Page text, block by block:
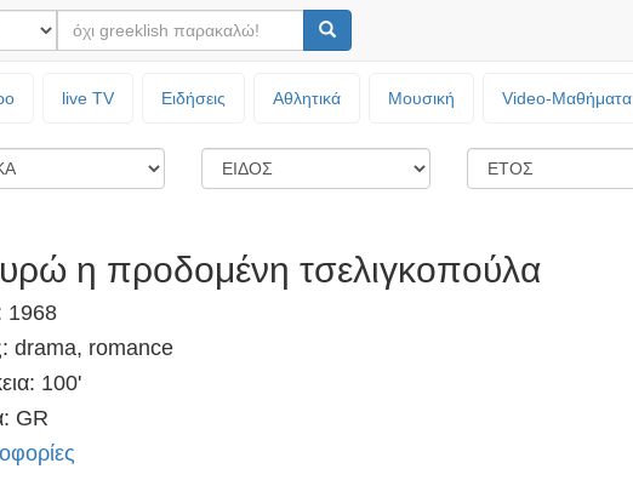
live TV Ειδήσεις Αθλητικά Μουσική Video-Mαθήματα
η προδομένη τσελιγκοπούλα
1968
drama, romance
100'
GR